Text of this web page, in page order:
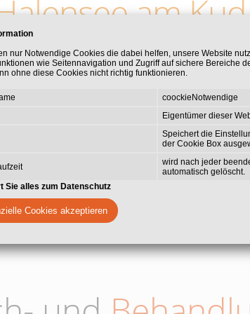
nur Notwendige Cookies die dabei helfen, unsere Website
wie Seitennavigation und Zugriff auf sichere Bereiche
ohne diese Cookies nicht richtig funktionieren.
coockieNotwendige
Eigentümer dieser
Speichert die
der Cookie Box
wird nach jeder
automatisch gelöscht.
Sie alles zum Datenschutz
Cookies akzeptieren
am
die Ihnen umfassende
Spezialisierungen gehört die ästhetische
Behandlung von Zahnfleischerkrankungen,
legen wir auf die Behandlung von
Behandeln zu ermöglichen.